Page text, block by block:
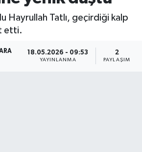
Hayrullah Tatlı, geçirdiği kalp
etti.
18.05.2026 - 09:53
YAYINLANMA
2
PAYLAŞIM